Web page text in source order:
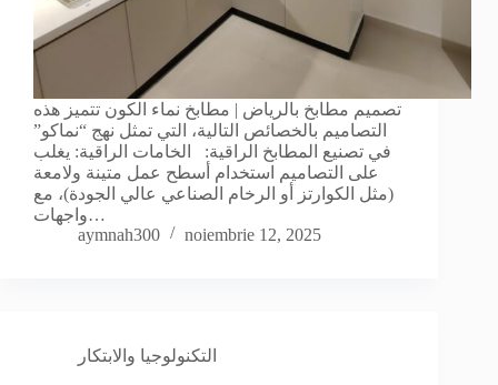
تصميم مطابخ بالرياض | مطابخ نماء الكون تتميز هذه
التصاميم بالخصائص التالية، التي تمثل نهج “نماكو”
في تصنيع المطابخ الراقية: الخامات الراقية: يغلب
على التصاميم استخدام أسطح عمل متينة ولامعة
(مثل الكوارتز أو الرخام الصناعي عالي الجودة)، مع
واجهات…
aymnah300
noiembrie 12, 2025
التكنولوجيا والابتكار